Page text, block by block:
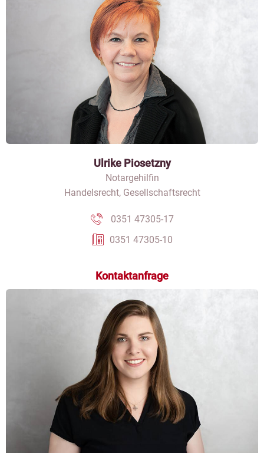
Ulrike Piosetzny
Notargehilfin
Handelsrecht, Gesellschaftsrecht
0351 47305-17
0351 47305-10
Kontaktanfrage